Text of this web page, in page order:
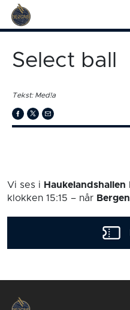
Select ball
Tekst: Med!a
Vi ses i Haukelandshallen
klokken 15:15 – når Bergen